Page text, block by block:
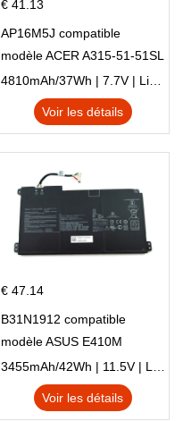
€ 41.13
AP16M5J compatible
modèle ACER A315-51-51SL
N17Q1 SERIES
4810mAh/37Wh | 7.7V | Li-ion ...
Voir les détails
€ 47.14
B31N1912 compatible
modèle ASUS E410M
E410MA L410MA
3455mAh/42Wh | 11.5V | Li-ion ...
Voir les détails